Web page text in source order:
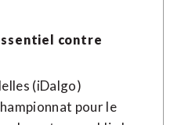
contre
(iDalgo)
pour le